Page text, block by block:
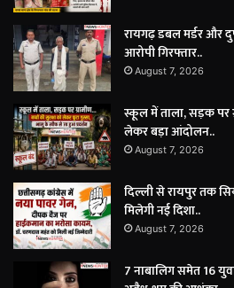
रायगढ़ डबल मर्डर और
आरोपी गिरफ्तार..
August 7, 2026
स्कूल में ताला, सड़क पर
लेकर बड़ा आंदोलन..
August 7, 2026
दिल्ली से रायपुर तक
मिलेगी नई दिशा..
August 7, 2026
7 नाबालिग समेत 16